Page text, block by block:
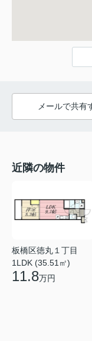
メールで共有
近隣の物件
板橋区徳丸１丁目
1LDK (35.51㎡)
11.8万円